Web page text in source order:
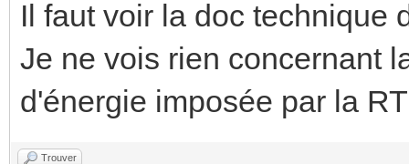
Il faut voir la doc technique
Je ne vois rien concernant
d'énergie imposée par la
Trouver